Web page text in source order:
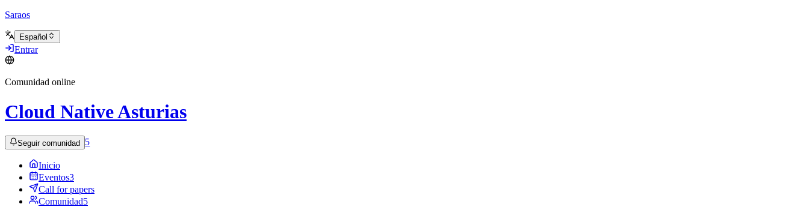
Saraos
Español
Entrar
Comunidad online
Cloud Native Asturias
Seguir comunidad 5
Inicio
Eventos3
Call for papers
Comunidad5